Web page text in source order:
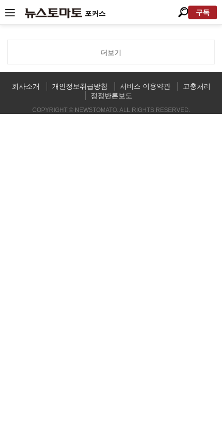
포커스 구독
더보기
회사소개 개인정보취급방침 서비스 이용약관
고충처리
정정반론보도
COPYRIGHT © NEWSTOMATO. ALL RIGHTS RESERVED.